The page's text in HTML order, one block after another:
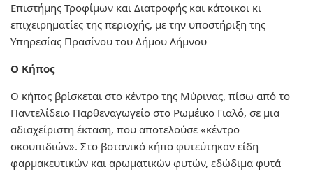
Επιστήμης Τροφίμων και Διατροφής και κάτοικοι κι
επιχειρηματίες της περιοχής, με την υποστήριξη της
Υπηρεσίας Πρασίνου του Δήμου Λήμνου
Ο Κήπος
Ο κήπος βρίσκεται στο κέντρο της Μύρινας, πίσω από το
Παντελίδειο Παρθεναγωγείο στο Ρωμέικο Γιαλό, σε μια
αδιαχείριστη έκταση, που αποτελούσε «κέντρο
σκουπιδιών». Στο βοτανικό κήπο φυτεύτηκαν είδη
φαρμακευτικών και αρωματικών φυτών, εδώδιμα φυτά